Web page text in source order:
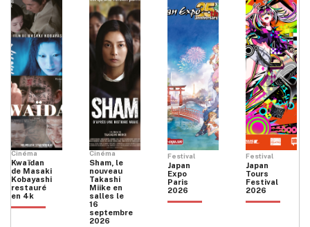
Cinéma
Kwaïdan
de Masaki
Kobayashi
restauré
en 4k
Cinéma
Sham, le
nouveau
Takashi
Miike en
salles le
16
septembre
2026
Festival
Japan
Expo
Paris
2026
Festival
Japan
Tours
Festival
2026